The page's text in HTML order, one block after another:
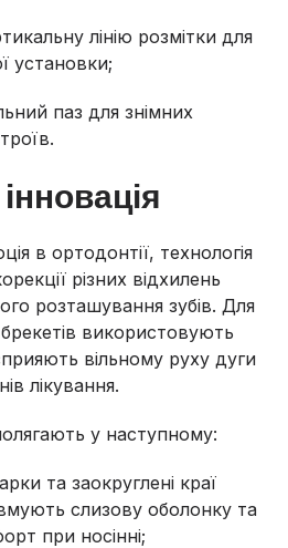
лінію розмітки для
установки;
паз для знімних
в ортодонтії, технологія
різних відхилень
розташування зубів. Для
брекетів використовують
вільному руху дуги
лікування.
у наступному:
та заокруглені краї
слизову оболонку та
при носінні;